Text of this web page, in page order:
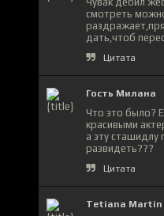
смотреть
дать,чтоб
Цитата
Гость Милана
Что это было?
красивыми
а эту сташидлу
развидеть???
Цитата
Tetiana Martin